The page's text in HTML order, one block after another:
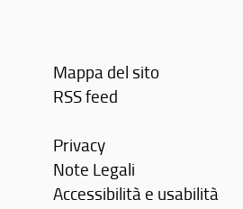
Mappa del sito
RSS feed
Privacy
Note Legali
Accessibilità e usabilità